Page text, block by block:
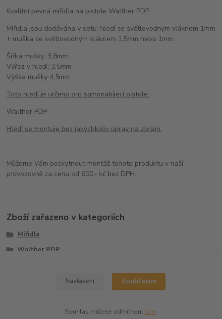
Kvalitní pevná mířidla na pistole Walther PDP.
Mířidla jsou dodávána v setu: hledí se světlovodným vláknem 1mm
+ muška se světlovodným vláknem 1,5mm nebo 1mm.
Šířka mušky: 3,8mm
Výřez v hledí: 3,5mm
Výška mušky 4,5mm
Toto hledí je určeno pro samonabíjecí pistole:
Walther PDP
Hledí se montuje bez jakýchkoliv úprav na zbrani.
Můžeme Vám poskytnout montáž tohoto produktu v naší
provozovně za cenu od 600,- kč bez DPH.
Zboží zařazeno v kategoriích
Mířidla
Walther PDP
Nastavení Souhlasím
Souhlas můžete odmítnout zde.